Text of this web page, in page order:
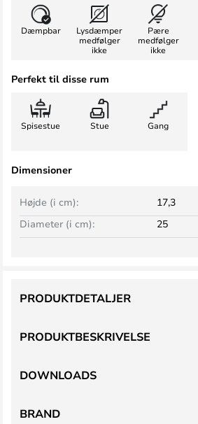
Dæmpbar
Lysdæmper
medfølger
ikke
Pære
medfølger
ikke
Perfekt til disse rum
Spisestue Stue Gang
Dimensioner
Højde (i cm):
17,3
Diameter (i cm):
25
PRODUKTBESKRIVELSE
PRODUKTDETALJER
DOWNLOADS
BRAND